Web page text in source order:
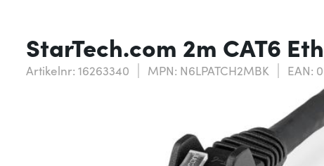
StarTech.com 2m CAT6
Artikelnr: 16263340 MPN: N6LPATCH2MBK EAN: